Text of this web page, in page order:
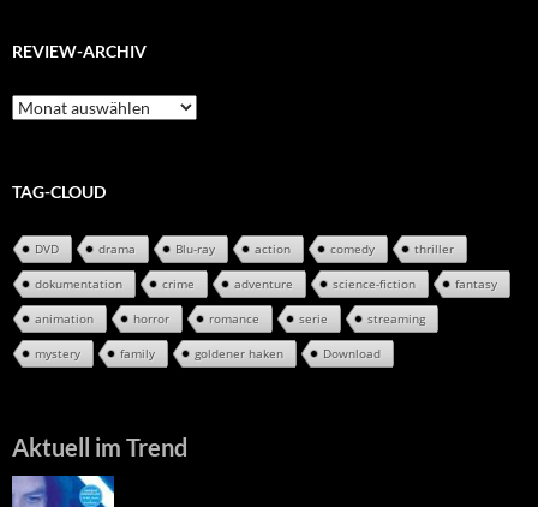
REVIEW-ARCHIV
Review-
Archiv
TAG-CLOUD
DVD drama Blu-ray action comedy thriller
dokumentation crime adventure science-fiction fantasy
animation horror romance serie streaming
mystery family goldener haken Download
Aktuell im Trend